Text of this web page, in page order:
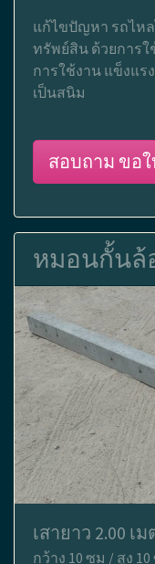
แก้ไขปัญหา รถไห
ทรัพย์สิน ด้วยการ
การใช้งาน แข็งแร
เป็นสนิม
สอบถาม ขอ
หมอนกั้นล้
เสายาว 2.00 เ
กว้าง 10 ซม / สูง